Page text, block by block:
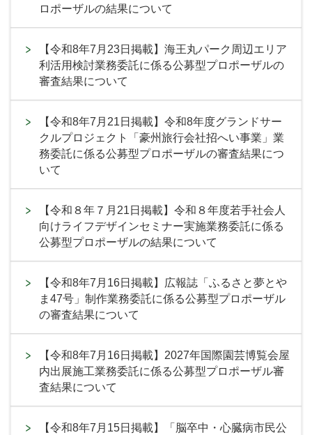
ロポーザルの結果について
【令和8年7月23日掲載】海王丸パーク周辺エリア
利活用検討業務委託に係る公募型プロポーザルの
審査結果について
【令和8年7月21日掲載】令和8年度グランドサー
クルプロジェクト「豪州旅行会社招へい事業」業
務委託に係る公募型プロポーザルの審査結果につ
いて
【令和８年７月21日掲載】令和８年度若手社会人
向けライフデザインセミナー実施業務委託に係る
公募型プロポーザルの結果について
【令和8年7月16日掲載】広報誌「ふるさと夢とや
ま47号」制作業務委託に係る公募型プロポーザル
の審査結果について
【令和8年7月16日掲載】2027年国際園芸博覧会屋
内出展施工業務委託に係る公募型プロポーザル審
査結果について
【令和8年7月15日掲載】「脳卒中・心臓病市民公